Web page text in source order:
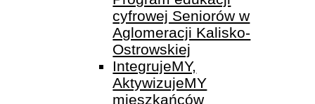
cyfrowej Seniorów w
Aglomeracji Kalisko-
Ostrowskiej
IntegrujeMY,
AktywizujeMY
mieszkańców